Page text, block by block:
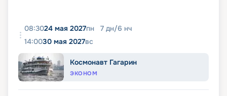
08:3024 мая 2027пн 7 дн/6 нч
14:0030 мая 2027вс
Космонавт Гагарин
ЭКОНОМ